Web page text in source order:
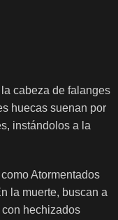
cabeza de falanges
huecas suenan por
instándolos a la
Atormentados
la muerte, buscan a
hechizados